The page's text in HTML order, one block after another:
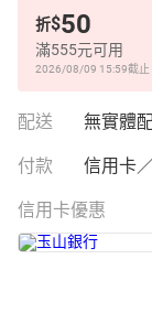
折$50
滿555元可用
2026/08/09 15:59截止
配送 無實體
付款 信用卡
信用卡優惠